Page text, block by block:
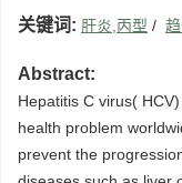
关键词: 肝炎,丙型 /
Abstract:
Hepatitis C virus(
health problem
prevent the